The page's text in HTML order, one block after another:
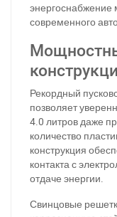
энергоснабжение
современного
Рекордный
позволяет
4.0 литров даже
количество
конструкция
контакта с
отдаче энергии.
Свинцовые